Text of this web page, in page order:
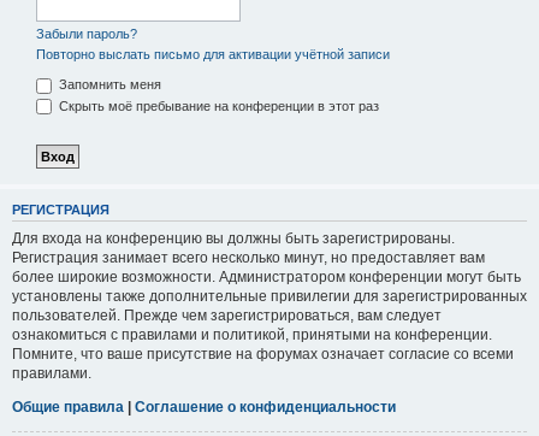
Забыли пароль?
Повторно выслать письмо для активации учётной записи
Запомнить меня
Скрыть моё пребывание на конференции в этот раз
РЕГИСТРАЦИЯ
Для входа на конференцию вы должны быть зарегистрированы.
Регистрация занимает всего несколько минут, но предоставляет вам
более широкие возможности. Администратором конференции могут быть
установлены также дополнительные привилегии для зарегистрированных
пользователей. Прежде чем зарегистрироваться, вам следует
ознакомиться с правилами и политикой, принятыми на конференции.
Помните, что ваше присутствие на форумах означает согласие со всеми
правилами.
Общие правила | Соглашение о конфиденциальности